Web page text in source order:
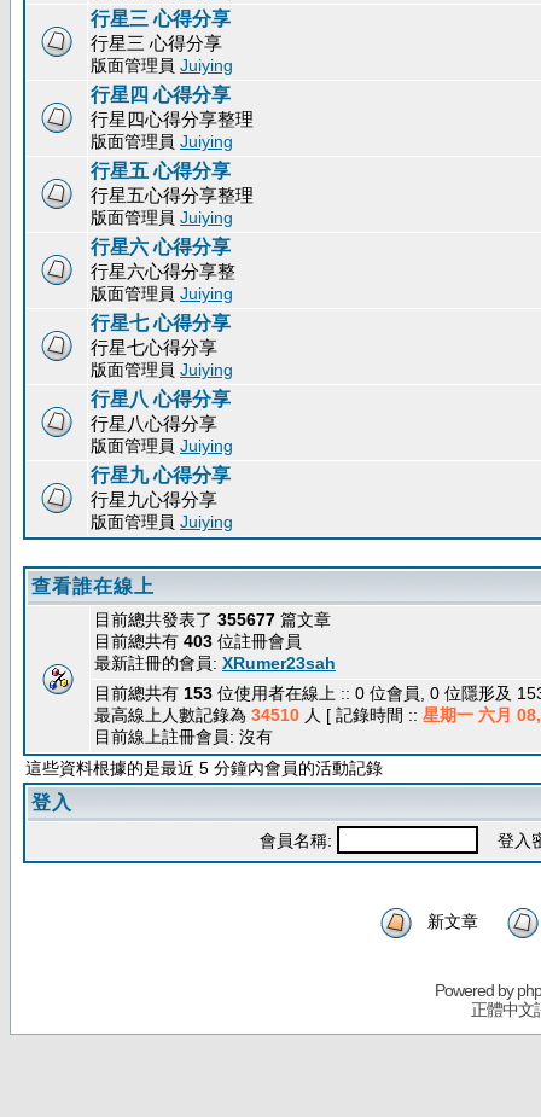
行星三 心得分享
行星三 心得分享
版面管理員 Juiying
行星四 心得分享
行星四心得分享整理
版面管理員 Juiying
行星五 心得分享
行星五心得分享整理
版面管理員 Juiying
行星六 心得分享
行星六心得分享整
版面管理員 Juiying
行星七 心得分享
行星七心得分享
版面管理員 Juiying
行星八 心得分享
行星八心得分享
版面管理員 Juiying
行星九 心得分享
行星九心得分享
版面管理員 Juiying
查看誰在線上
目前總共發表了 355677 篇文章
目前總共有 403 位註冊會員
最新註冊的會員: XRumer23sah
目前總共有 153 位使用者在線上 :: 0 位會員, 0 位隱形及
最高線上人數記錄為 34510 人 [ 記錄時間 :: 星期一 六月
目前線上註冊會員: 沒有
這些資料根據的是最近 5 分鐘內會員的活動記錄
登入
會員名稱: 登入
新文章
Powered by
正體中文